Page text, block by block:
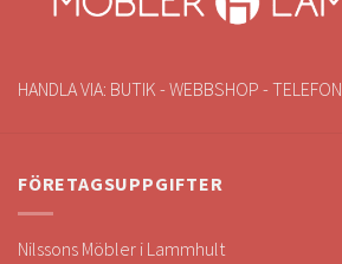
HANDLA VIA: BUTIK - WEBBSHOP - TELEFON
FÖRETAGSUPPGIFTER
Nilssons Möbler i Lammhult